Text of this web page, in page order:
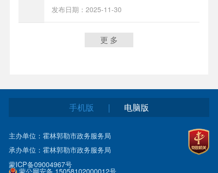
发布日期：2025-11-30
更 多
手机版 | 电脑版
主办单位：霍林郭勒市政务服务局
承办单位：霍林郭勒市政务服务局
蒙ICP备09004967号
蒙公网安备 15058102000012号